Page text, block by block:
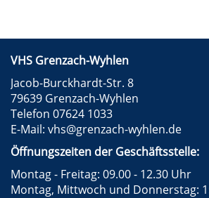
VHS Grenzach-Wyhlen
Jacob-Burckhardt-Str. 8
79639 Grenzach-Wyhlen
Telefon 07624 1033
E-Mail: vhs@grenzach-wyhlen.de
Öffnungszeiten der Geschäftsstelle:
Montag - Freitag: 09.00 - 12.30 Uhr
Montag, Mittwoch und Donnerstag: